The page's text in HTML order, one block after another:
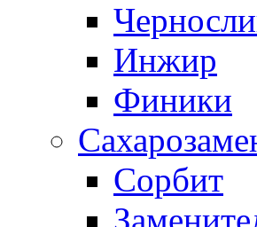
Инжир
Финики
Сорбит